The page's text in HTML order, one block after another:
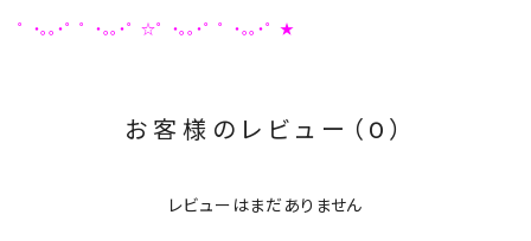
゜・。。・゜゜・。。・゜☆゜・。。・゜゜・。。・゜★
お客様のレビュー（0）
レビューはまだありません